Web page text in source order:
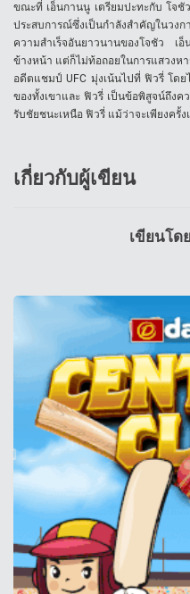
ขณะที่ เอ็นกานนู เตรียมปะทะกับ โจชั
ประสบการณ์ซึ่งเป็นกำลังสำคัญในว
ความสำเร็จอันยาวนานของโจชัว เ
ข้างหน้า แต่ก็ไม่ท้อถอยในการแสวงห
อดีตแชมป์ UFC มุ่งเน้นไปที่ ฟิวรี่ โดย
ของทั้งเขาและ ฟิวรี่ เป็นข้อพิสูจน์ถึงค
รับชัยชนะเหนือ ฟิวรี่ แม้ว่าจะเพียงครั้ง
เกี่ยวกับผู้เขียน
เขียนโด